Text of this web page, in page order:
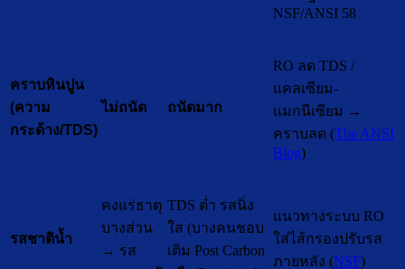
NSF/ANSI 58
คราบหินปูน
(ความ
กระด้าง/TDS)
ไม่ถนัด ถนัดมาก
RO ลด TDS /
แคลเซียม-
แมกนีเซียม →
คราบลด (The ANSI
Blog)
รสชาติน้ำ
คงแร่ธาตุ
บางส่วน
→ รส
TDS ต่ำ รสนิ่ง
ใส (บางคนชอบ
เติม Post Carbon
แนวทางระบบ RO
ใส่ไส้กรองปรับรส
ภายหลัง (NSF)